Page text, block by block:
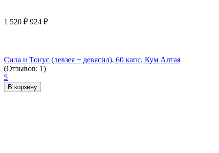
1 520 ₽ 924 ₽
Сила и Тонус (левзея + девясил), 60 капс, Кум Алтая
(Отзывов: 1)
5
В корзину